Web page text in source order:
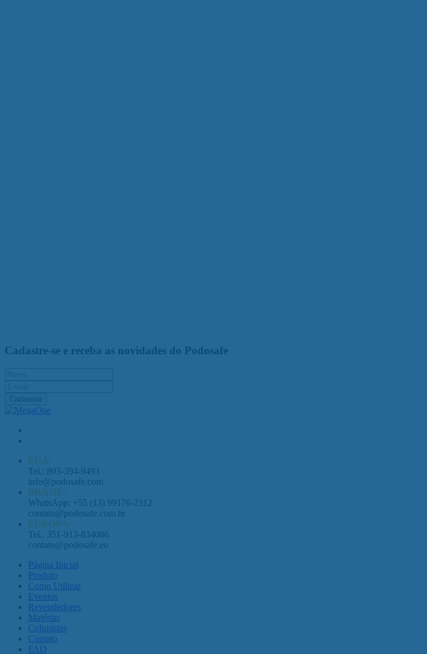
Cadastre-se e receba as novidades do Podosafe
Cadastrar
EUA:
Tel.: 803-394-9493
info@podosafe.com
BRASIL:
WhatsApp: +55 (13) 99176-2312
contato@podosafe.com.br
EUROPA:
Tel.: 351-913-834086
contato@podosafe.eu
Página Inicial
Produto
Como Utilizar
Eventos
Revendedores
Matérias
Colunistas
Contato
FAQ